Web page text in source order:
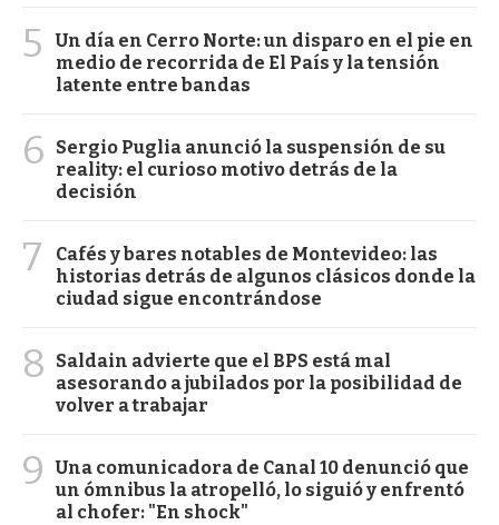
5
Un día en Cerro Norte: un disparo en el pie en
medio de recorrida de El País y la tensión
latente entre bandas
6
Sergio Puglia anunció la suspensión de su
reality: el curioso motivo detrás de la
decisión
7
Cafés y bares notables de Montevideo: las
historias detrás de algunos clásicos donde la
ciudad sigue encontrándose
8
Saldain advierte que el BPS está mal
asesorando a jubilados por la posibilidad de
volver a trabajar
9
Una comunicadora de Canal 10 denunció que
un ómnibus la atropelló, lo siguió y enfrentó
al chofer: "En shock"